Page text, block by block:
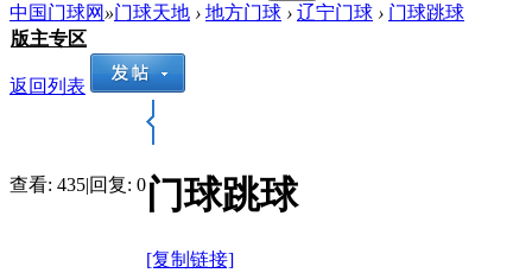
中国门球网 »门球天地 › 地方门球 › 辽宁门球 › 门球跳球
版主专区
返回列表
查看: 435|回复: 0门球跳球
[复制链接]